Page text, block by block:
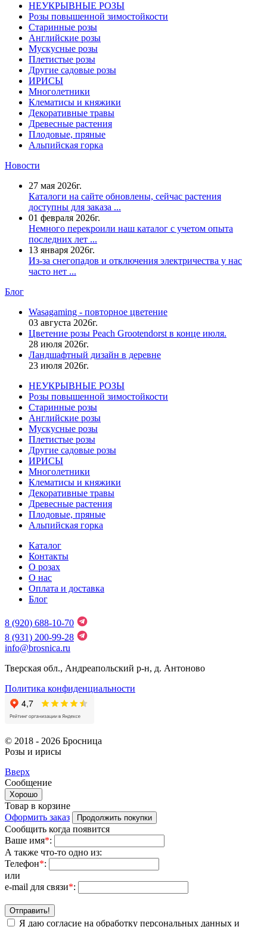
НЕУКРЫВНЫЕ РОЗЫ
Розы повышенной зимостойкости
Старинные розы
Английские розы
Мускусные розы
Плетистые розы
Другие садовые розы
ИРИСЫ
Многолетники
Клематисы и княжики
Декоративные травы
Древесные растения
Плодовые, пряные
Альпийская горка
Новости
27 мая 2026г.
Каталоги на сайте обновлены, сейчас растения
доступны для заказа ...
01 февраля 2026г.
Немного перекроили наш каталог с учетом опыта
последних лет ...
13 января 2026г.
Из-за снегопадов и отключения электричества у нас
часто нет ...
Блог
Wasagaming - повторное цветение
03 августа 2026г.
Цветение розы Peach Grootendorst в конце июля.
28 июля 2026г.
Ландшафтный дизайн в деревне
23 июля 2026г.
НЕУКРЫВНЫЕ РОЗЫ
Розы повышенной зимостойкости
Старинные розы
Английские розы
Мускусные розы
Плетистые розы
Другие садовые розы
ИРИСЫ
Многолетники
Клематисы и княжики
Декоративные травы
Древесные растения
Плодовые, пряные
Альпийская горка
Каталог
Контакты
О розах
О нас
Оплата и доставка
Блог
8 (920) 688-10-70
8 (931) 200-99-28
info@brosnica.ru
Тверская обл., Андреапольский р-н, д. Антоново
Политика конфиденциальности
© 2018 - 2026 Бросница
Розы и ирисы
Вверх
Сообщение
Хорошо
Товар в корзине
Оформить заказ
Продолжить покупки
Сообщить когда появится
Ваше имя*:
А также что-то одно из:
Телефон*:
или
e-mail для связи*:
Отправить!
Я даю согласие на обработку персональных данных и